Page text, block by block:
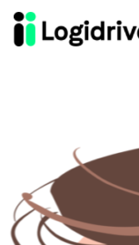
Aller au contenu